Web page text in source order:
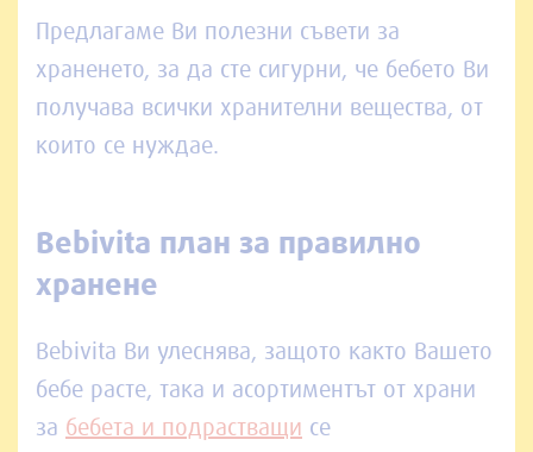
Предлагаме Ви полезни съвети за
храненето, за да сте сигурни, че бебето Ви
получава всички хранителни вещества, от
които се нуждае.
Bebivita план за правилно
хранене
Bebivita Ви улеснява, защото както Вашето
бебе расте, така и асортиментът от храни
за бебета и подрастващи се